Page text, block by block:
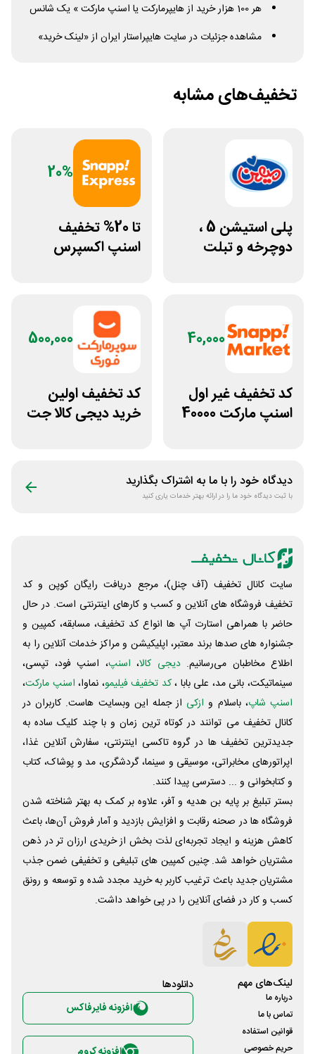
هر 100 هزار خرید از هایپرمارکت یا اسنپ مارکت » یک شانس
مشاهده جزئیات در سایت هایپراستار ایران از «لینک خرید»
تخفیف‌های مشابه
پلی استیشن 5 ،
دوچرخه و تبلت
20%
تا 20% تخفیف
اسنپ اکسپرس
40,000
کد تخفیف غیر اول
اسنپ مارکت 40000
500,000
کد تخفیف اولین
خرید دیجی کالا جت
دیدگاه خود را با ما به اشتراک بگذارید
با ثبت دیدگاه خود ما را در ارائه بهتر خدمات یاری کنید
سایت کانال تخفیف (آف چنل)، مرجع دریافت رایگان کوپن و کد
تخفیف فروشگاه های آنلاین و کسب و‌ کارهای اینترنتی است. در حال
حاضر با همراهی استارت آپ ها انواع کد تخفیف، مسابقه، کمپین و
جشنواره های صدها برند معتبر، اپلیکیشن و مراکز خدمات آنلاین را به
اطلاع مخاطبان می‌رسانیم. دیجی کالا، اسنپ، اسنپ فود، تپسی،
سینماتیکت، بانی مد، علی‌ بابا ،کد تخفیف فیلیمو، نماوا، اسنپ مارکت،
اسنپ شاپ، باسلام و ازکی از جمله این وبسایت ‌هاست. کاربران در
کانال تخفیف می توانند در کوتاه ترین زمان و با چند کلیک ساده به
جدیدترین تخفیف ها در گروه تاکسی اینترنتی، سفارش آنلاین غذا،
اپراتورهای مخابراتی، موسیقی و سینما، گردشگری، مد و پوشاک، کتاب
و کتابخوانی و ... دسترسی پیدا کنند.
بستر تبلیغ بر پایه بن هدیه و آفر، علاوه بر کمک به بهتر شناخته شدن
فروشگاه ها در صحنه رقابت و افزایش بازدید و آمار فروش آن‌ها، باعث
کاهش هزینه و ایجاد تجربه‌ای لذت بخش از خریدی ارزان تر در ذهن
مشتریان خواهد شد. چنین کمپین های تبلیغی و تخفیفی ضمن جذب
مشتریان جدید باعث ترغیب کاربر به خرید مجدد شده و توسعه و رونق
کسب و کار در فضای آنلاین را در پی خواهد داشت.
لینک‌های مهم
درباره ما
تماس با ما
قوانین استفاده
حریم خصوصی
دانلود‌ها
افزونه فایرفاکس